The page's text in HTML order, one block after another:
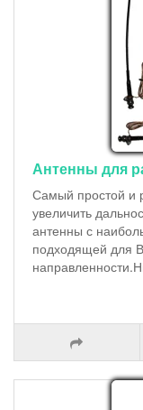
Антенны для
Самый простой и
увеличить
антенны с
подходящей для